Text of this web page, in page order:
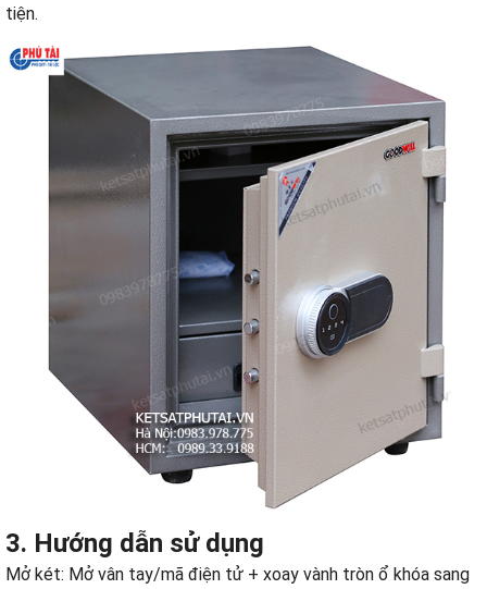
tiện.
3. Hướng dẫn sử dụng
Mở két: Mở vân tay/mã điện tử + xoay vành tròn ổ khóa sang